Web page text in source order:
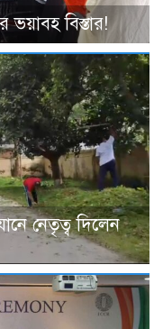
ভয়াবহ বিস্তার!
নেতৃত্ব দিলেন